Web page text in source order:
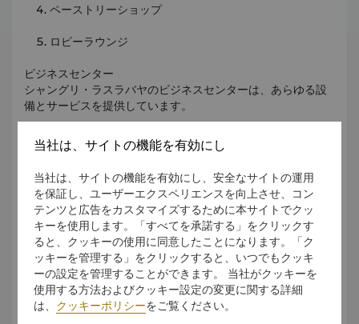
ペーストリーショップ
ロビーラウンジ
ビジネスセンター
シャングリ・ラスラバヤのビジネスセンターは、あらゆる設
備とサービスを提供しています。
Business amenities include:
施設
オーディオビジュアル機器
ブロードバンドインターネット接続
電話・ビデオ会議設備
液晶/オーバーヘッド/スライドプロジェクター
当社は、サイトの機能を有効にし
当社は、サイトの機能を有効にし、安全なサイトの運用
を保証し、ユーザーエクスペリエンスを向上させ、コン
テンツと広告をカスタマイズするために本サイトでクッ
キーを使用します。「すべてを承諾する」をクリックす
ると、クッキーの使用に同意したことになります。「ク
ッキーを管理する」をクリックすると、いつでもクッキ
ーの設定を管理することができます。 当社がクッキーを
使用する方法およびクッキー設定の変更に関する詳細
は、 クッキーポリシーをご覧ください。